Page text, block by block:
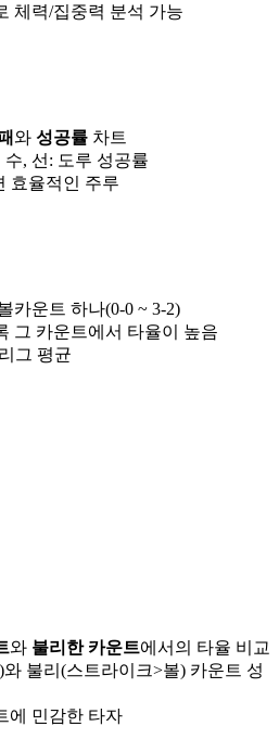
체력/집중력 분석 가능
와 성공률 차트
, 선: 도루 성공률
효율적인 주루
카운트 하나(0-0 ~ 3-2)
그 카운트에서 타율이 높음
그 평균
와 불리한 카운트에서의 타율 비교
불리(스트라이크>볼) 카운트 성
에 민감한 타자